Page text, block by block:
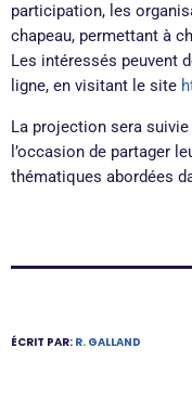
participation, les
chapeau, permettant à
Les intéressés peuvent
ligne, en visitant le site
La projection sera suivie
l’occasion de partager
thématiques abordées
ÉCRIT PAR: R. GALLAND